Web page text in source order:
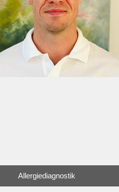
Allergiediagnostik